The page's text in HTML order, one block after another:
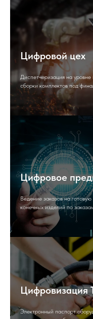
Цифровой цех
Диспетчеризация на
сборки комплектов под
Цифровое
Ведение заказов на
конечных изделий по
Цифровизация
Электронный паспорт